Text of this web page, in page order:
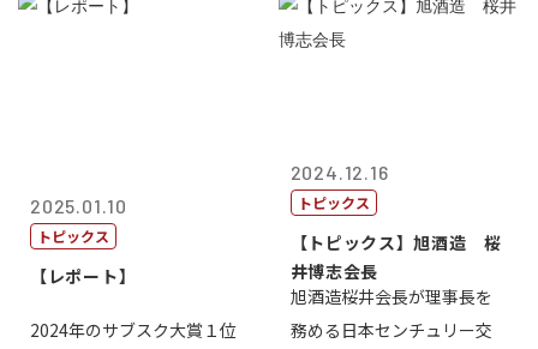
2025.01.10
トピックス
【レポート】
2024年のサブスク大賞１位
2024.12.16
トピックス
【トピックス】旭酒造 桜
井博志会長
旭酒造桜井会長が理事長を
務める日本センチュリー交